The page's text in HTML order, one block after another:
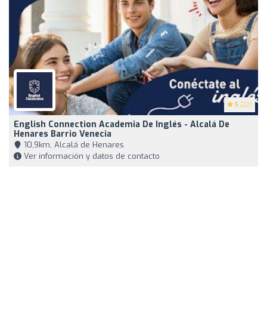
5 (22)
English Connection Academia De Inglés - Alcalá De
Henares Barrio Venecia
10,9km, Alcalá de Henares
Ver información y datos de contacto